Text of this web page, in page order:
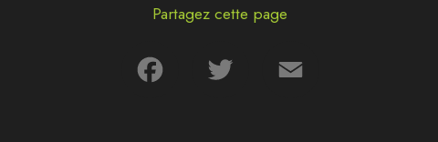
Partagez cette page